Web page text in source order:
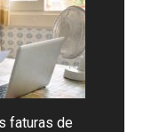
faturas de